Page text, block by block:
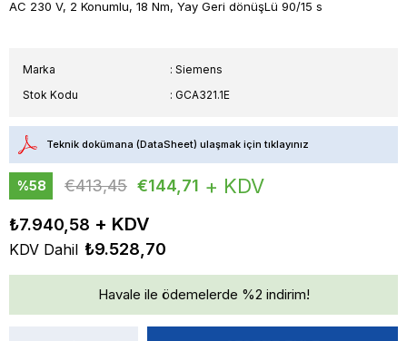
AC 230 V, 2 Konumlu, 18 Nm, Yay Geri dönüşLü 90/15 s
Marka : Siemens
Stok Kodu
GCA321.1E
Teknik dokümana (DataSheet) ulaşmak için tıklayınız
%58
€413,45 €144,71 + KDV
₺7.940,58
KDV Dahil ₺9.528,70
Havale ile ödemelerde %2 indirim!